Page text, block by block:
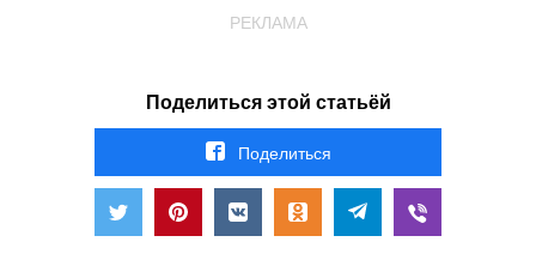
РЕКЛАМА
Поделиться этой статьёй
Поделиться